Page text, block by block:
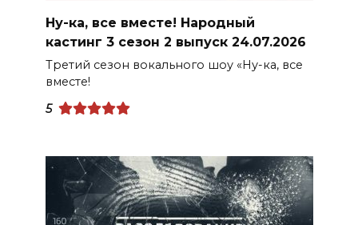
Ну-ка, все вместе! Народный
кастинг 3 сезон 2 выпуск 24.07.2026
Третий сезон вокального шоу «Ну-ка, все
вместе!
5